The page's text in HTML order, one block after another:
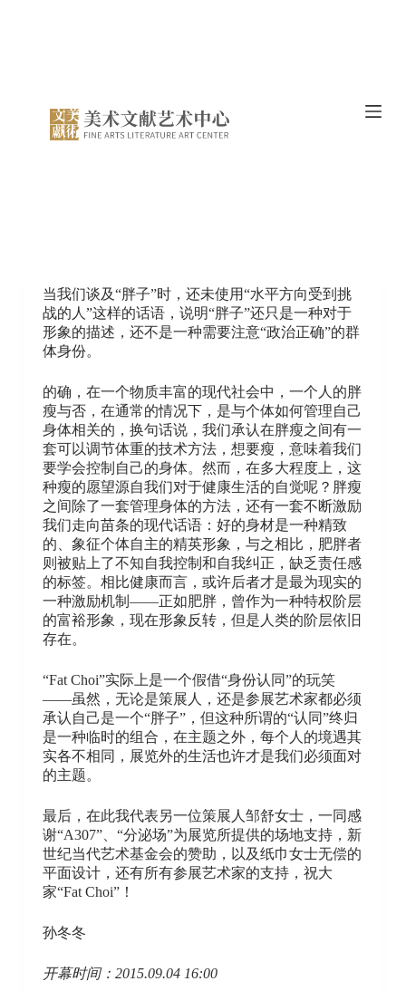
当我们谈及“胖子”时，还未使用“水平方向受到挑
战的人”这样的话语，说明“胖子”还只是一种对于
形象的描述，还不是一种需要注意“政治正确”的群
体身份。
的确，在一个物质丰富的现代社会中，一个人的胖
瘦与否，在通常的情况下，是与个体如何管理自己
身体相关的，换句话说，我们承认在胖瘦之间有一
套可以调节体重的技术方法，想要瘦，意味着我们
要学会控制自己的身体。然而，在多大程度上，这
种瘦的愿望源自我们对于健康生活的自觉呢？胖瘦
之间除了一套管理身体的方法，还有一套不断激励
我们走向苗条的现代话语：好的身材是一种精致
的、象征个体自主的精英形象，与之相比，肥胖者
则被贴上了不知自我控制和自我纠正，缺乏责任感
的标签。相比健康而言，或许后者才是最为现实的
一种激励机制——正如肥胖，曾作为一种特权阶层
的富裕形象，现在形象反转，但是人类的阶层依旧
存在。
“Fat Choi”实际上是一个假借“身份认同”的玩笑
——虽然，无论是策展人，还是参展艺术家都必须
承认自己是一个“胖子”，但这种所谓的“认同”终归
是一种临时的组合，在主题之外，每个人的境遇其
实各不相同，展览外的生活也许才是我们必须面对
的主题。
最后，在此我代表另一位策展人邹舒女士，一同感
谢“A307”、“分泌场”为展览所提供的场地支持，新
世纪当代艺术基金会的赞助，以及纸巾女士无偿的
平面设计，还有所有参展艺术家的支持，祝大
家“Fat Choi”！
孙冬冬
开幕时间：2015.09.04 16:00